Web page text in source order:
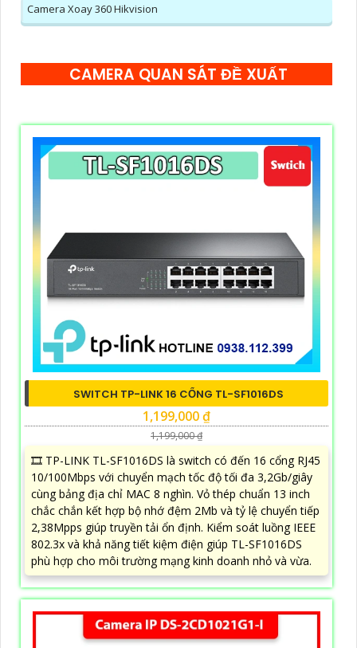
Camera Xoay 360 Hikvision
CAMERA QUAN SÁT ĐỀ XUẤT
SWITCH TP-LINK 16 CỔNG TL-SF1016DS
1,199,000 ₫
1,199,000 ₫
🎞 TP-LINK TL-SF1016DS là switch có đến 16 cổng RJ45
10/100Mbps với chuyển mạch tốc độ tối đa 3,2Gb/giây
cùng bảng địa chỉ MAC 8 nghìn. Vỏ thép chuẩn 13 inch
chắc chắn kết hợp bộ nhớ đệm 2Mb và tỷ lệ chuyển tiếp
2,38Mpps giúp truyền tải ổn định. Kiểm soát luồng IEEE
802.3x và khả năng tiết kiệm điện giúp TL-SF1016DS
phù hợp cho môi trường mạng kinh doanh nhỏ và vừa.